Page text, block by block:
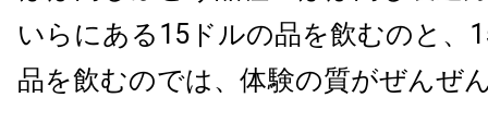
いらにある15ドルの品を飲むのと、
品を飲むのでは、体験の質がぜんぜ